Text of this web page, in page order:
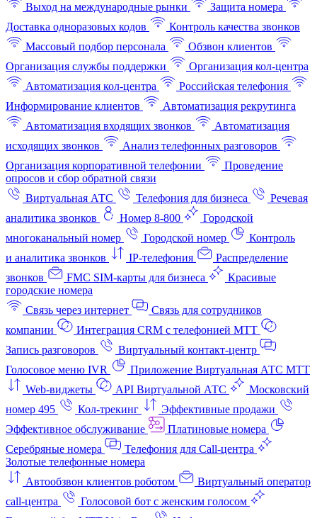
Выход на международные рынки
Защита номера
Доставка одноразовых кодов
Контроль качества звонков
Массовый подбор персонала
Обзвон клиентов
Организация службы поддержки
Организация кол-центра
Автоматизация кол-центра
Российская телефония
Информирование клиентов
Автоматизация рекрутинга
Автоматизация входящих звонков
Автоматизация
исходящих звонков
Анализ телефонных разговоров
Организация корпоративной телефонии
Проведение
опросов и сбор обратной связи
Виртуальная АТС
Телефония для бизнеса
Речевая
аналитика звонков
Номер 8-800
Городской
многоканальный номер
Городской номер
Контроль
и аналитика звонков
IP-телефония
Распределение
звонков
FMC SIM-карты для бизнеса
Красивые
городские номера
Связь через интернет
Связь для сотрудников
компании
Интеграция CRM с телефонией МТТ
Запись разговоров
Виртуальный контакт‑центр
Голосовое меню IVR
Приложение Виртуальная АТС МТТ
Web-виджеты
API Виртуальной АТС
Московский
номер 495
Кол-трекинг
Эффективные продажи
Эффективное обслуживание
Платиновые номера
Серебряные номера
Телефония для Call-центра
Золотые телефонные номера
Автообзвон клиентов роботом
Виртуальный оператор
call-центра
Голосовой бот с женским голосом